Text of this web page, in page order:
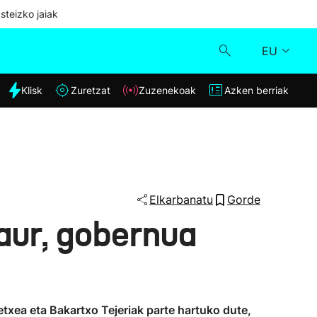
jaiak
EU
Klisk
Klisk Zuretzat Zuzenekoak Azken berriak
Elkarbanatu Gorde
gobernua
eta Bakartxo Tejeriak parte hartuko dute,